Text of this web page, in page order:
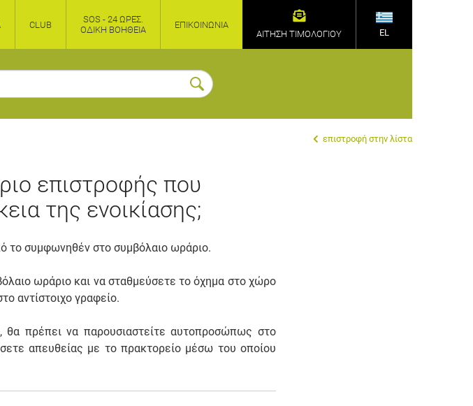
CLUB
SOS - 24 ΏΡΕΣ.
ΟΔΙΚΉ ΒΟΉΘΕΙΑ
ΕΠΙΚΟΙΝΩΝΊΑ
ΑΙΤΗΣΗ ΤΙΜΟΛΟΓΙΟΥ
EL
επιστροφή στην λίστα
επιστροφής που
της ενοικίασης;
το συμφωνηθέν στο συμβόλαιο ωράριο.
ωράριο και να σταθμεύσετε το όχημα στο χώρο
αντίστοιχο γραφείο.
θα πρέπει να παρουσιαστείτε αυτοπροσώπως στο
απευθείας με το πρακτορείο μέσω του οποίου